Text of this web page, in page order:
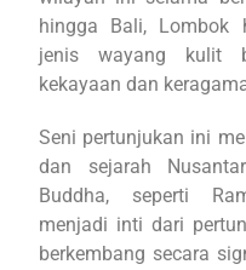
hingga Bali, Lombok
jenis wayang kulit
kekayaan dan
Seni pertunjukan ini
dan sejarah
Buddha, seperti
menjadi inti dari
berkembang secara